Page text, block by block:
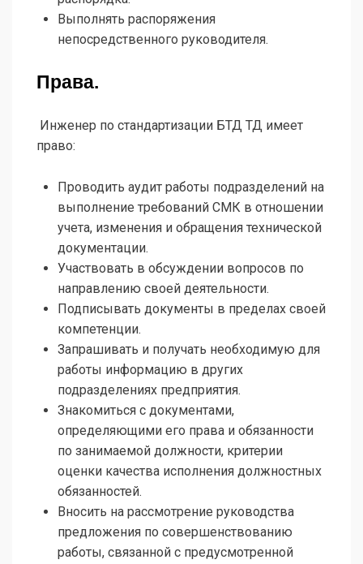
Выполнять распоряжения
непосредственного руководителя.
Права.
Инженер по стандартизации БТД ТД имеет
право:
Проводить аудит работы подразделений на
выполнение требований СМК в отношении
учета, изменения и обращения технической
документации.
Участвовать в обсуждении вопросов по
направлению своей деятельности.
Подписывать документы в пределах своей
компетенции.
Запрашивать и получать необходимую для
работы информацию в других
подразделениях предприятия.
Знакомиться с документами,
определяющими его права и обязанности
по занимаемой должности, критерии
оценки качества исполнения должностных
обязанностей.
Вносить на рассмотрение руководства
предложения по совершенствованию
работы, связанной с предусмотренной